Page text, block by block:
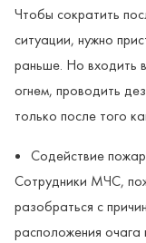
Чтобы сократить
ситуации, нужно
раньше. Но входить
огнем, проводить
только после того
Содействие
Сотрудники МЧС,
разобраться с
расположения очага